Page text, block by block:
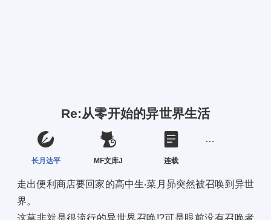
Re:从零开始的异世界生活
长月达平 MF文库J 连载
走出便利商店要回家的高中生‧菜月昴突然被召唤到异世
界。